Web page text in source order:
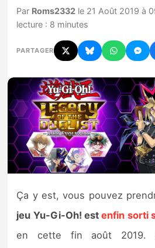
Mises à jour
Chiffres de ventes
Rumeurs
Nintendo Direct
Tests et previews
Tests de jeux
Tests d’accessoires
Autres tests
Par Roms2332 le 21 Août 2019 à
lecture : 8 minutes
PARTAGER
Ça y est, vous pouvez
jeu Yu-Gi-Oh! estenfin sorti
en cette fin août 2019.